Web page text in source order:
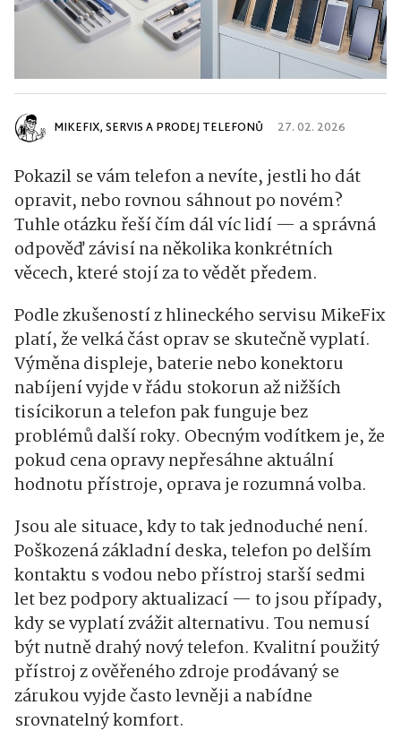
MIKEFIX, SERVIS A PRODEJ TELEFONŮ 27. 02. 2026
Pokazil se vám telefon a nevíte, jestli ho dát
opravit, nebo rovnou sáhnout po novém?
Tuhle otázku řeší čím dál víc lidí — a správná
odpověď závisí na několika konkrétních
věcech, které stojí za to vědět předem.
Podle zkušeností z hlineckého servisu MikeFix
platí, že velká část oprav se skutečně vyplatí.
Výměna displeje, baterie nebo konektoru
nabíjení vyjde v řádu stokorun až nižších
tisícikorun a telefon pak funguje bez
problémů další roky. Obecným vodítkem je, že
pokud cena opravy nepřesáhne aktuální
hodnotu přístroje, oprava je rozumná volba.
Jsou ale situace, kdy to tak jednoduché není.
Poškozená základní deska, telefon po delším
kontaktu s vodou nebo přístroj starší sedmi
let bez podpory aktualizací — to jsou případy,
kdy se vyplatí zvážit alternativu. Tou nemusí
být nutně drahý nový telefon. Kvalitní použitý
přístroj z ověřeného zdroje prodávaný se
zárukou vyjde často levněji a nabídne
srovnatelný komfort.